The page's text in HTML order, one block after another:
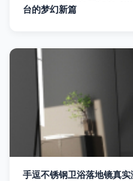
台的梦幻新篇
手逗不锈钢卫浴落地镜真